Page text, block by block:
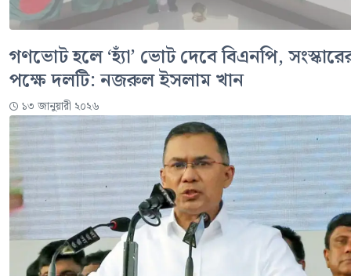
গণভোট হলে ‘হ্যাঁ’ ভোট দেবে বিএনপি,
পক্ষে দলটি: নজরুল ইসলাম খান
১৩ জানুয়ারী ২০২৬